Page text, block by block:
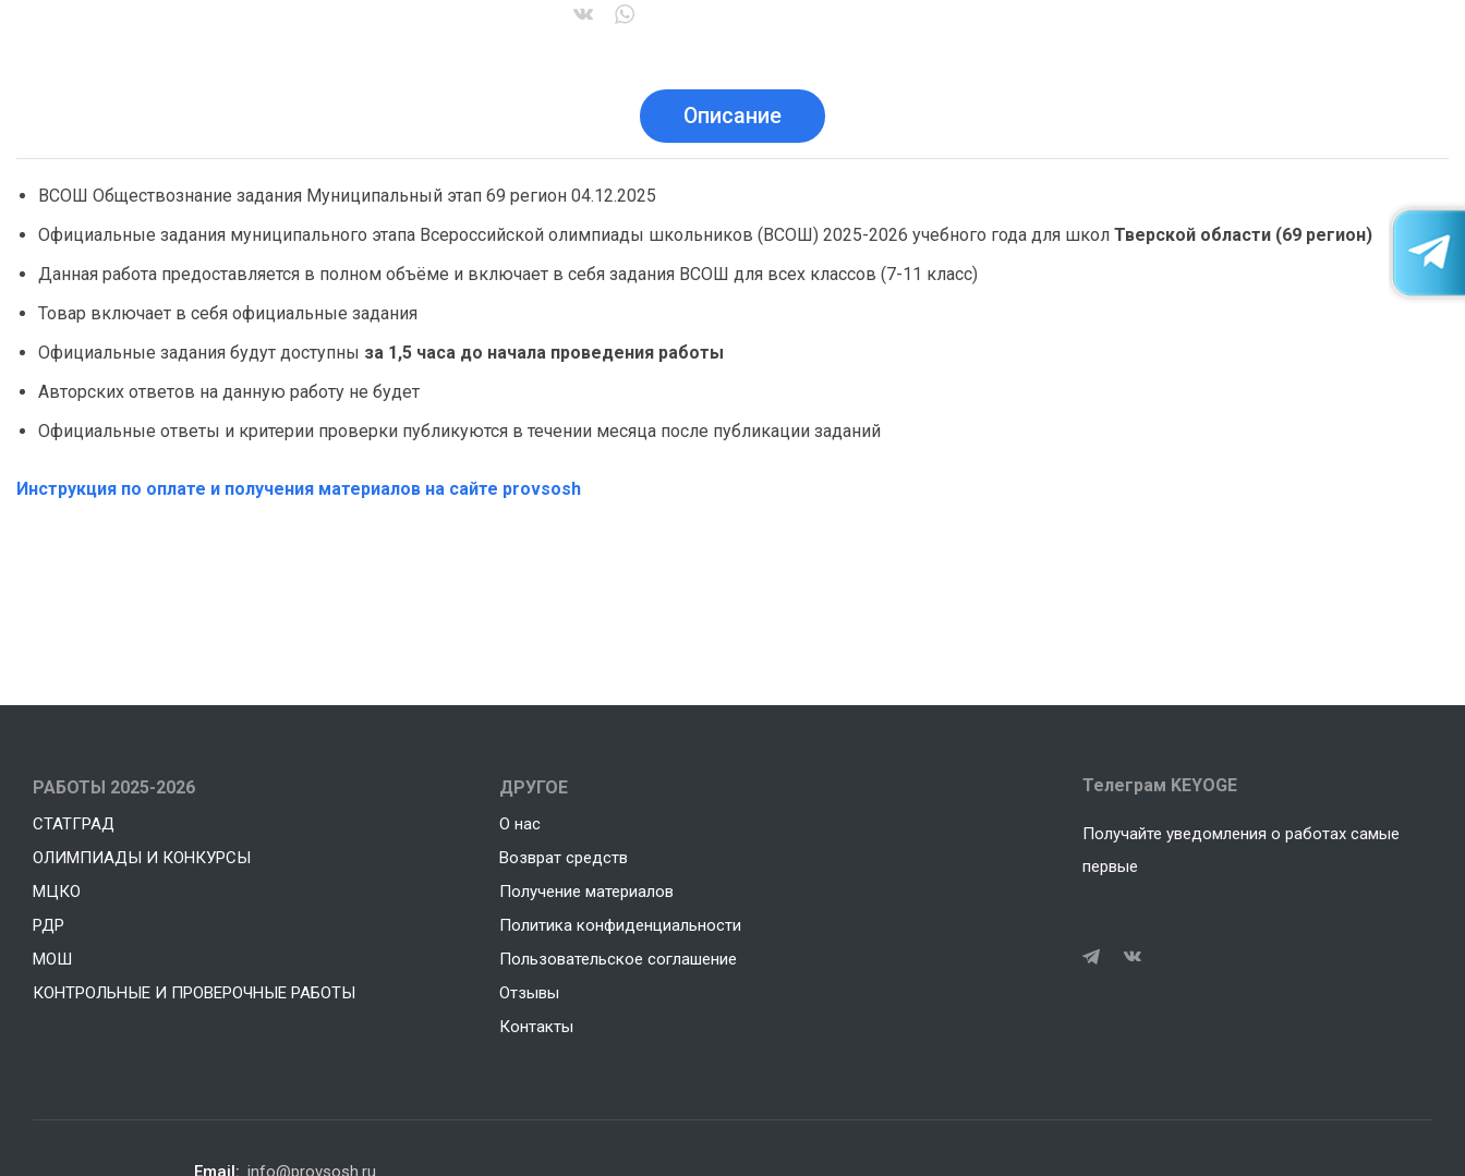
Описание
ВСОШ Обществознание задания Муниципальный этап 69 регион 04.12.2025
Официальные задания муниципального этапа Всероссийской олимпиады школьников (ВСОШ) 2025-2026 учебного года для школ Тверской области (69 регион)
Данная работа предоставляется в полном объёме и включает в себя задания ВСОШ для всех классов (7-11 класс)
Товар включает в себя официальные задания
Официальные задания будут доступны за 1,5 часа до начала проведения работы
Авторских ответов на данную работу не будет
Официальные ответы и критерии проверки публикуются в течении месяца после публикации заданий
Инструкция по оплате и получения материалов на сайте provsosh
РАБОТЫ 2025-2026
СТАТГРАД
ОЛИМПИАДЫ И КОНКУРСЫ
МЦКО
РДР
МОШ
КОНТРОЛЬНЫЕ И ПРОВЕРОЧНЫЕ РАБОТЫ
ДРУГОЕ
О нас
Возврат средств
Получение материалов
Политика конфиденциальности
Пользовательское соглашение
Отзывы
Контакты
Телеграм KEYOGE
Получайте уведомления о работах самые
первые
Email: info@provsosh.ru